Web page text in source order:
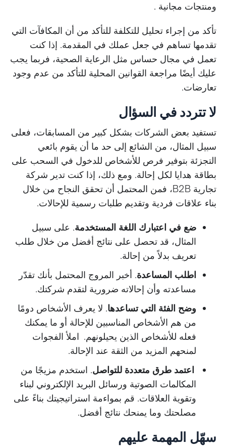
ومنتجات مجانية .
تأكد من إجراء تحليل للتكلفة للتأكد من أن المكافآت التي
تقدمها تساهم في جعل عملك في المقدمة. إذا كنت
تعمل في مجال حساس مثل الرعاية الصحية، فربما يجب
عليك أيضًا مراجعة القوانين المحلية للتأكد من عدم وجود
تعارضات.
لا تتردد في السؤال
تستفيد بعض الشركات بشكل كبير من المسابقات، فعلى
سبيل المثال، من الشائع إلى حد ما أن يقوم بائعي
التجزئة بتوفير فرص للأشخاص للدخول في السحب على
بطاقة هدايا لكل إحالة. ومع ذلك، إذا كنت تدير شركة
تجارية B2B، فمن المحتمل أن تحقق النجاح من خلال
بناء علاقات فردية وتقديم طلبات رسمية للإحالات.
ضع في اعتبارك اللغة المستخدمة. على سبيل
المثال، قد تحصل على نتائج أفضل من خلال طلب
تعريف بدلاً من إحالة.
اطلب المساعدة. أخبر المروج المحتمل بأنك تقدّر
مساعدته وأن إحالاته ضرورية لتقدم شركتك.
وضح الفئة التي تساعدها. لا يعرف الأشخاص دومًا
من هم الأشخاص المناسبين للإحالة أو ما يمكنك
فعله للأشخاص الذين يحيلونهم. املأ الفجوات
لمنحهم المزيد من الثقة عند الإحالة.
اعتمد طرق متعددة للتواصل. استخدم مزيجًا من
المكالمات الصوتية ورسائل البريد الإلكتروني لبناء
وتقوية العلاقات. قم بمواءمة استراتيجيتك بناءً على
مصلحتك وما يمنحك نتائج أفضل.
سهّل المهمة عليهم